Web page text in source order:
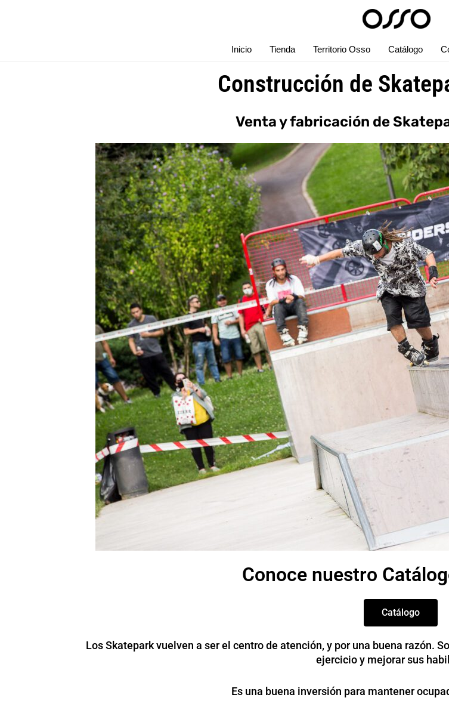
Inicio
Tienda Territorio Osso Catálogo
Construcción de
Venta y fabricación de
Conoce nuestro
Catálogo
Los Skatepark vuelven a ser el centro de atención, y por una buena razón.
ejercicio y mejorar sus
Es una buena inversión para mantener